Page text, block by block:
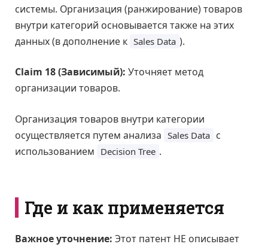
системы. Организация (ранжирование) товаров
внутри категорий основывается также на этих
данных (в дополнение к Sales Data ).
Claim 18 (Зависимый): Уточняет метод
организации товаров.
Организация товаров внутри категории
осуществляется путем анализа Sales Data с
использованием Decision Tree .
Где и как применяется
Важное уточнение: Этот патент НЕ описывает